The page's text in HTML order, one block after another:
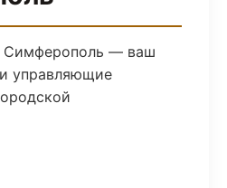
Симферополь — ваш
управляющие